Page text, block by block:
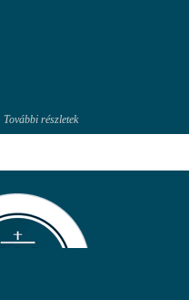
További részletek